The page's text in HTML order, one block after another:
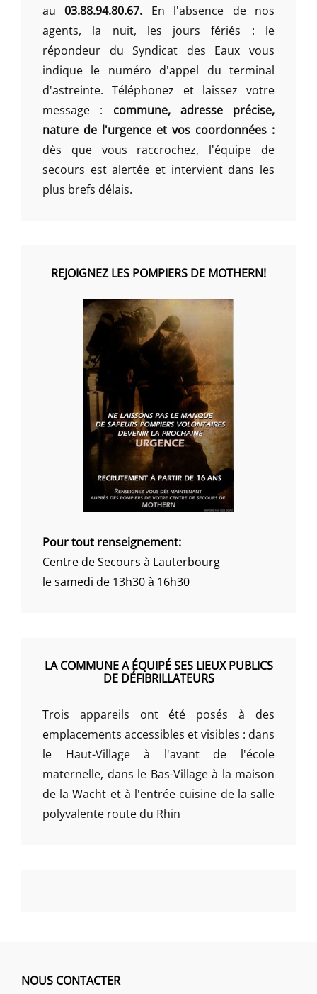
au03.88.94.80.67. En l'absence de nos
agents, la nuit, les jours fériés : le
répondeur du Syndicat des Eaux vous
indique le numéro d'appel du terminal
d'astreinte. Téléphonez et laissez votre
message : commune, adresse précise,
nature de l'urgence et vos coordonnées :
dès que vous raccrochez, l'équipe de
secours est alertée et intervient dans les
plus brefs délais.
REJOIGNEZ LES POMPIERS DE MOTHERN!
Pour tout renseignement:
Centre de Secours à Lauterbourg
le samedi de 13h30 à 16h30
LA COMMUNE A ÉQUIPÉ SES LIEUX PUBLICS
DE DÉFIBRILLATEURS
Trois appareils ont été posés à des
emplacements accessibles et visibles : dans
le Haut-Village à l'avant de l'école
maternelle, dans le Bas-Village à la maison
de la Wacht et à l'entrée cuisine de la salle
polyvalente route du Rhin
NOUS CONTACTER